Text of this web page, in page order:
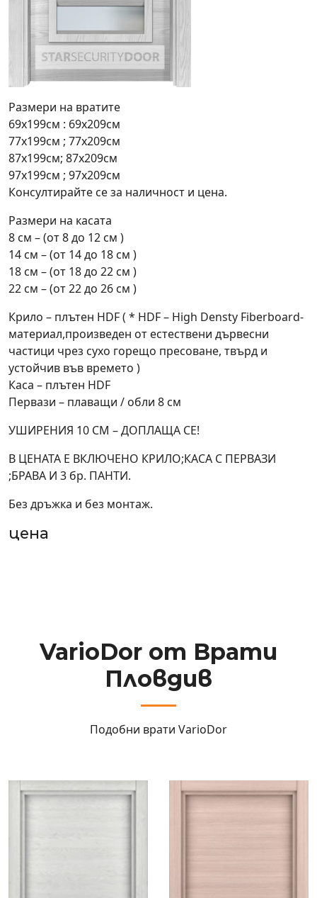
Размери на вратите
69х199см : 69х209см
77х199см ; 77х209см
87х199см; 87х209см
97х199см ; 97х209см
Консултирайте се за наличност и цена.
Размери на касата
8 см – (от 8 до 12 см )
14 см – (от 14 до 18 см )
18 см – (от 18 до 22 см )
22 см – (от 22 до 26 см )
Крило – плътен HDF ( * HDF – High Densty Fiberboard-
материал,произведен от естествени дървесни
частици чрез сухо горещо пресоване, твърд и
устойчив във времето )
Каса – плътен HDF
Первази – плаващи / обли 8 см
УШИРЕНИЯ 10 СМ – ДОПЛАЩА СЕ!
В ЦЕНАТА Е ВКЛЮЧЕНО КРИЛО;КАСА С ПЕРВАЗИ
;БРАВА И 3 бр. ПАНТИ.
Без дръжка и без монтаж.
цена
VarioDor от Врати
Пловдив
Подобни врати VarioDor